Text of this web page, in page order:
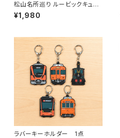
松山名所巡り ルービックキュー
ブ
¥1,980
ラバーキーホルダー 1点